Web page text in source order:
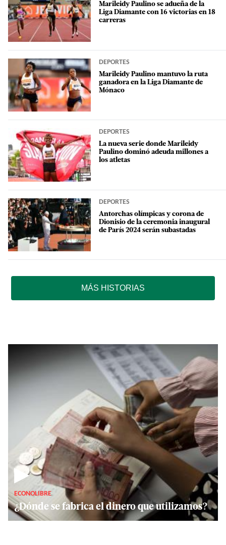
Marileidy Paulino se adueña de la
Liga Diamante con 16 victorias en 18
carreras
DEPORTES
Marileidy Paulino mantuvo la ruta
ganadora en la Liga Diamante de
Mónaco
DEPORTES
La nueva serie donde Marileidy
Paulino dominó adeuda millones a
los atletas
DEPORTES
Antorchas olímpicas y corona de
Dionisio de la ceremonia inaugural
de París 2024 serán subastadas
MÁS HISTORIAS
▶
ECONOLIBRE
¿Dónde se fabrica el dinero que utilizamos?